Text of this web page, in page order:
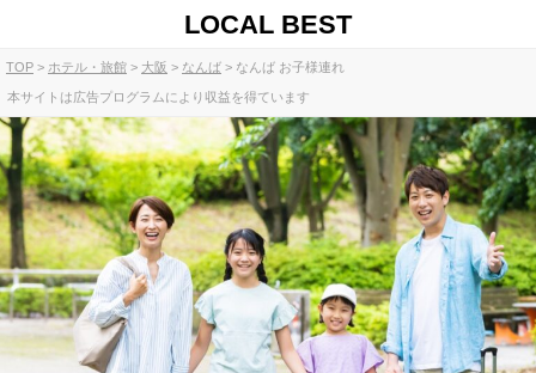
LOCAL BEST
TOP ホテル・旅館 大阪 なんば なんば お子様連れ
本サイトは広告プログラムにより収益を得ています